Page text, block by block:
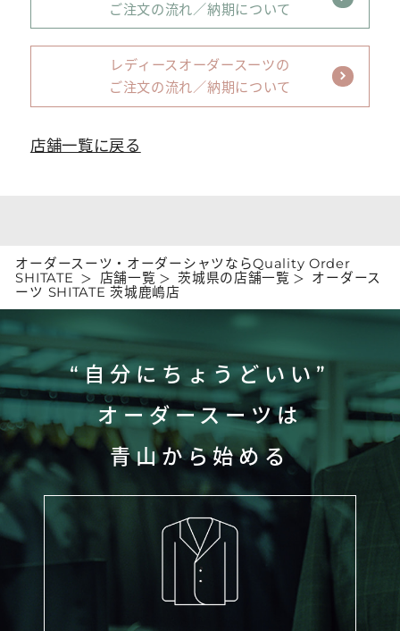
ご注文の流れ／納期について
レディースオーダースーツの
ご注文の流れ／納期について
店舗一覧に戻る
オーダースーツ・オーダーシャツならQuality Order
SHITATE
店舗一覧 茨城県の店舗一覧
オーダース
ーツ SHITATE 茨城鹿嶋店
“自分にちょうどいい”
オーダースーツは
青山から始める